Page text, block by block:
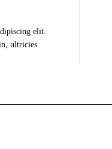
elit.
ultricies